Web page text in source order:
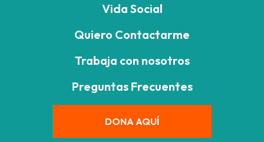
Vida Social
Quiero Contactarme
Trabaja con nosotros
Preguntas Frecuentes
DONA AQUÍ